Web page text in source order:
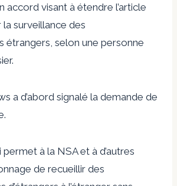
accord visant à étendre l’article
la surveillance des
étrangers, selon une personne
a d’abord signalé la demande de
permet à la NSA et à d’autres
de recueillir des